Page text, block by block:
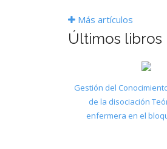
Más artículos
Últimos
Gestión del
de la disociación
enfermera en el